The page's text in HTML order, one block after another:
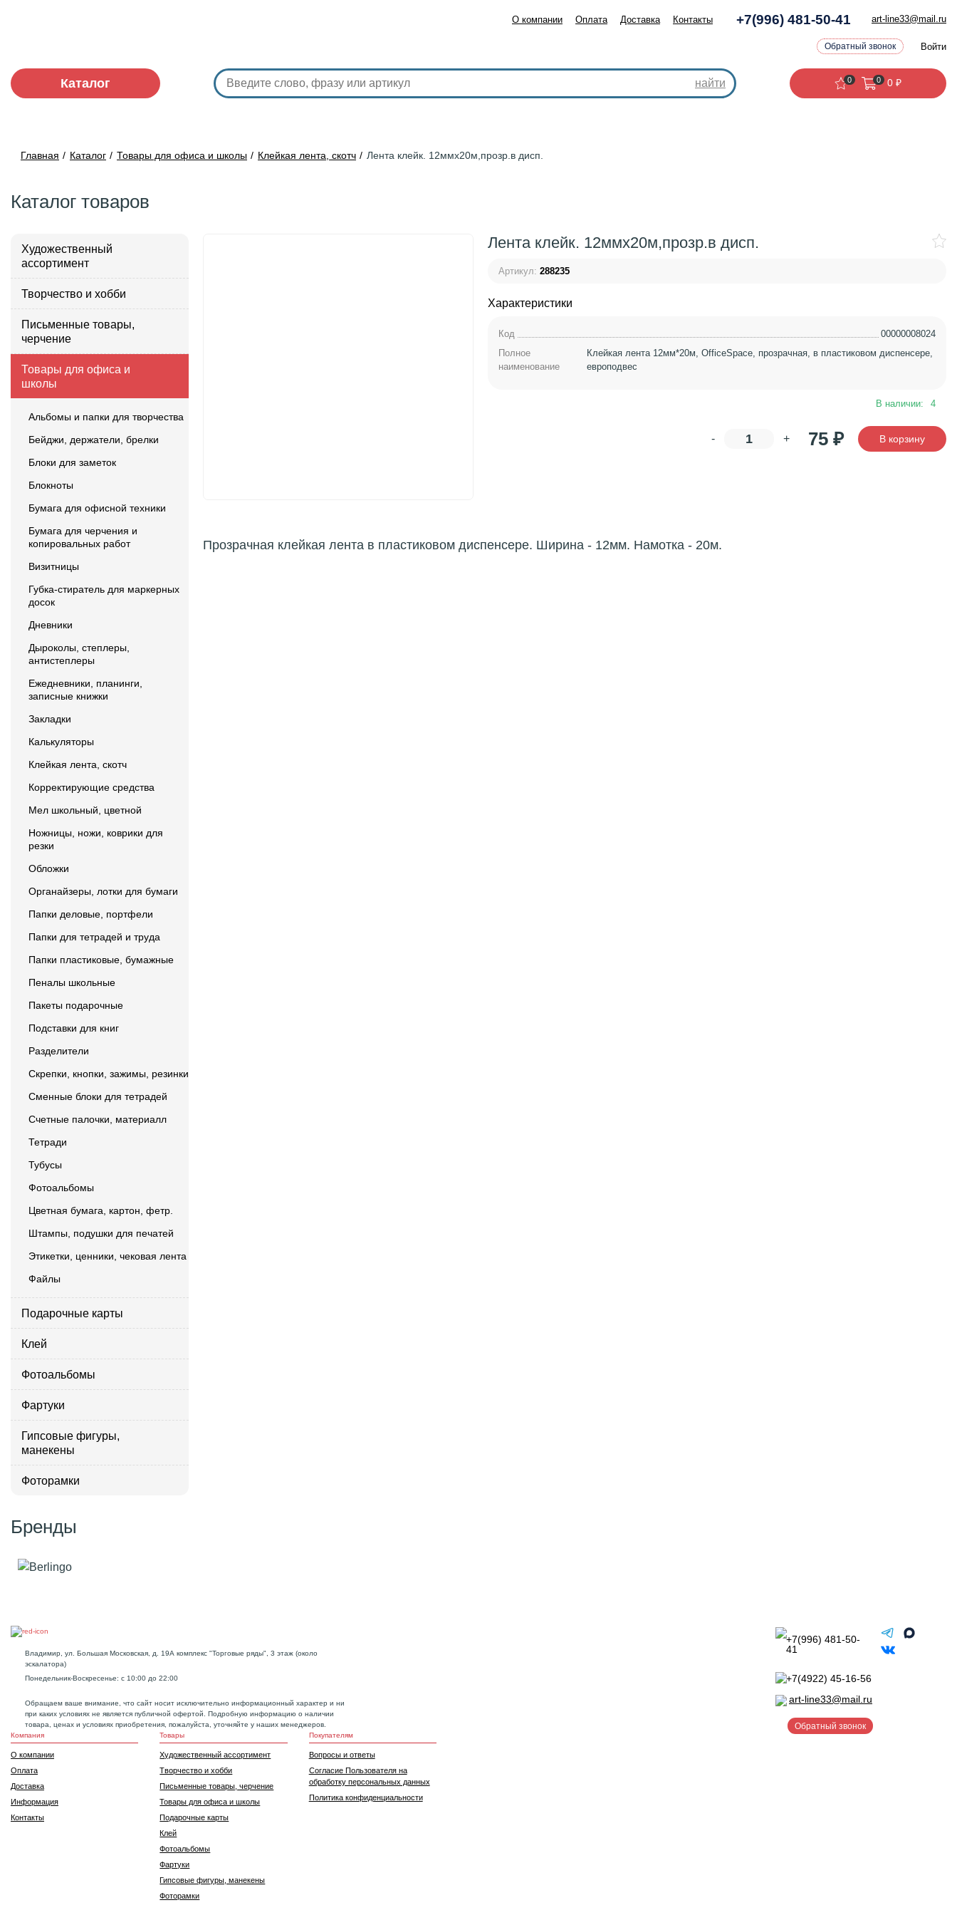
О компании Оплата Доставка Контакты +7(996) 481-50-41 art-line33@mail.ru
Обратный звонок Войти
Каталог найти 0 0 0 ₽
Главная Каталог Товары для офиса и школы Клейкая лента, скотч Лента клейк. 12ммх20м,прозр.в дисп.
Каталог товаров
Художественный
ассортимент
Творчество и хобби
Письменные товары,
черчение
Товары для офиса и
школы
Альбомы и папки для творчества
Бейджи, держатели, брелки
Блоки для заметок
Блокноты
Бумага для офисной техники
Бумага для черчения и
копировальных работ
Визитницы
Губка-стиратель для маркерных
досок
Дневники
Дыроколы, степлеры,
антистеплеры
Ежедневники, планинги,
записные книжки
Закладки
Калькуляторы
Клейкая лента, скотч
Корректирующие средства
Мел школьный, цветной
Ножницы, ножи, коврики для
резки
Обложки
Органайзеры, лотки для бумаги
Папки деловые, портфели
Папки для тетрадей и труда
Папки пластиковые, бумажные
Пеналы школьные
Пакеты подарочные
Подставки для книг
Разделители
Скрепки, кнопки, зажимы, резинки
Сменные блоки для тетрадей
Счетные палочки, материалл
Тетради
Тубусы
Фотоальбомы
Цветная бумага, картон, фетр.
Штампы, подушки для печатей
Этикетки, ценники, чековая лента
Файлы
Подарочные карты
Клей
Фотоальбомы
Фартуки
Гипсовые фигуры,
манекены
Фоторамки
Лента клейк. 12ммх20м,прозр.в дисп.
Артикул: 288235
Характеристики
Код
00000008024
Полное
наименование
Клейкая лента 12мм*20м, OfficeSpace, прозрачная, в пластиковом диспенсере,
европодвес
В наличии: 4
- + 75 ₽ В корзину
Прозрачная клейкая лента в пластиковом диспенсере. Ширина - 12мм. Намотка - 20м.
Бренды
Владимир, ул. Большая Московская, д. 19А комплекс "Торговые ряды", 3 этаж (около
эскалатора)
Понедельник-Воскресенье: с 10:00 до 22:00
Обращаем ваше внимание, что сайт носит исключительно информационный характер и ни
при каких условиях не является публичной офертой. Подробную информацию о наличии
товара, ценах и условиях приобретения, пожалуйста, уточняйте у наших менеджеров.
Компания
О компании
Оплата
Доставка
Информация
Контакты
Товары
Художественный ассортимент
Творчество и хобби
Письменные товары, черчение
Товары для офиса и школы
Подарочные карты
Клей
Фотоальбомы
Фартуки
Гипсовые фигуры, манекены
Фоторамки
Покупателям
Вопросы и ответы
Согласие Пользователя на
обработку персональных данных
Политика конфиденциальности
+7(996) 481-50-
41
+7(4922) 45-16-56
art-line33@mail.ru
Обратный звонок